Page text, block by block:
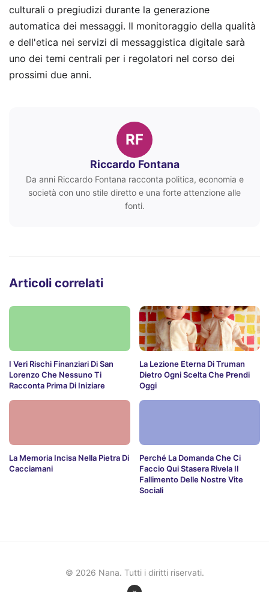
culturali o pregiudizi durante la generazione
automatica dei messaggi. Il monitoraggio della qualità
e dell'etica nei servizi di messaggistica digitale sarà
uno dei temi centrali per i regolatori nel corso dei
prossimi due anni.
RF
Riccardo Fontana
Da anni Riccardo Fontana racconta politica, economia e
società con uno stile diretto e una forte attenzione alle
fonti.
Articoli correlati
I Veri Rischi Finanziari Di San
Lorenzo Che Nessuno Ti
Racconta Prima Di Iniziare
La Lezione Eterna Di Truman
Dietro Ogni Scelta Che Prendi
Oggi
La Memoria Incisa Nella Pietra Di
Cacciamani
Perché La Domanda Che Ci
Faccio Qui Stasera Rivela Il
Fallimento Delle Nostre Vite
Sociali
© 2026 Nana. Tutti i diritti riservati.